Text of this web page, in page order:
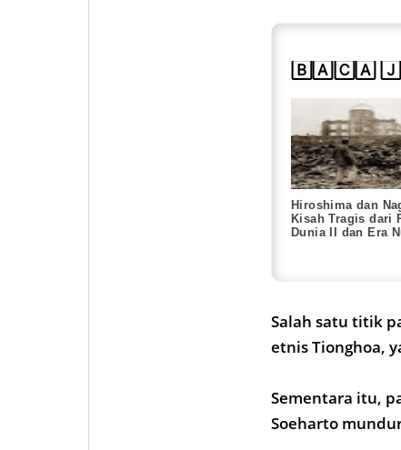
🄱🄰🄲🄰
Hiroshima dan
Kisah Tragis dari
Dunia II dan Era
Salah satu titik
etnis Tionghoa,
Sementara itu,
Soeharto